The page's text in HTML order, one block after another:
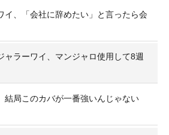
イ、「会社に辞めたい」と言ったら会
ャラーワイ、マンジャロ使用して8週
結局このカバが一番強いんじゃない